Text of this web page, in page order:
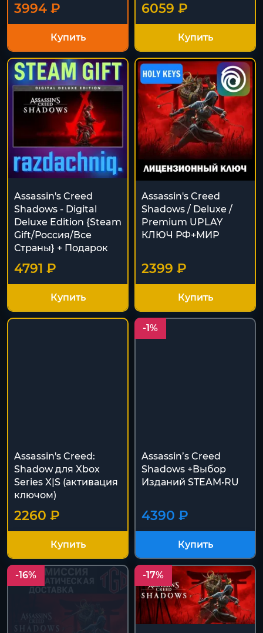
3994 ₽
Купить
6059 ₽
Купить
Assassin's Creed
Shadows - Digital
Deluxe Edition {Steam
Gift/Россия/Все
Страны} + Подарок
4791 ₽
Купить
Assassin's Creed
Shadows / Deluxe /
Premium UPLAY
КЛЮЧ РФ+МИР
2399 ₽
Купить
Assassin's Creed:
Shadow для Xbox
Series X|S (активация
ключом)
2260 ₽
Купить
-1%
Assassin’s Creed
Shadows +Выбор
Изданий STEAM•RU
4390 ₽
Купить
-16% -17%